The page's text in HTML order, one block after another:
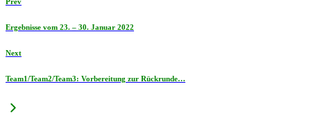
Ergebnisse vom 23. – 30. Januar 2022
Next
Team1/Team2/Team3: Vorbereitung zur Rückrunde…